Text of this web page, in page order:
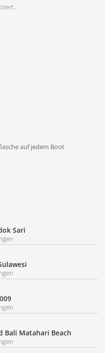
auf jedem Boot
Sari
Bali Matahari Beach